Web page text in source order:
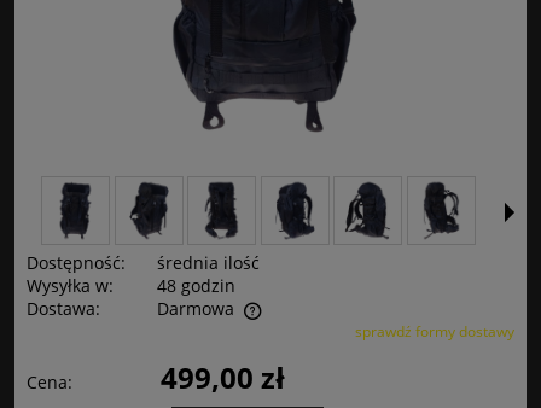
Dostępność:
średnia ilość
Wysyłka w:
48 godzin
Dostawa:
Darmowa
Cena nie zawiera ewentualnych kosztów płatnościsprawdź formy dostawy
Cena: 499,00 zł